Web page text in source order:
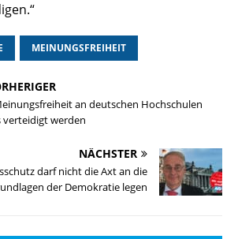
MEINUNGSFREIHEIT
an deutschen Hochschulen
verteidigt werden
NÄCHSTER
darf nicht die Axt an die
der Demokratie legen